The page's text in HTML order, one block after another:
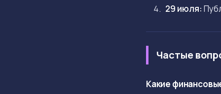
29 июля:
Частые
Какие